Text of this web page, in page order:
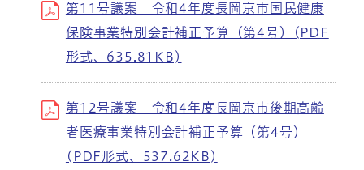
第11号議案 令和4年度長岡京市国民健康
保険事業特別会計補正予算（第4号）(PDF
形式、635.81KB)
第12号議案 令和4年度長岡京市後期高齢
者医療事業特別会計補正予算（第4号）
(PDF形式、537.62KB)